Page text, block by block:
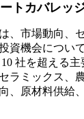
トカバレッ
、市場動向、
資機会につい
社を超える
ラミックス、
、原材料供給